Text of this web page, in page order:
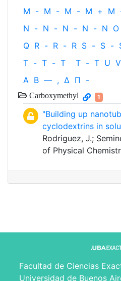
M - M - M - M + M
N - N - N - N - N O
Q R - R - R S - S -
T - T - T T - T U V
Α Β — , Δ Π -
Carboxymethyl 1
"Building up
cyclodextrins in
Rodriguez, J.;
of Physical
Facultad de Ciencias
Universidad de Buenos